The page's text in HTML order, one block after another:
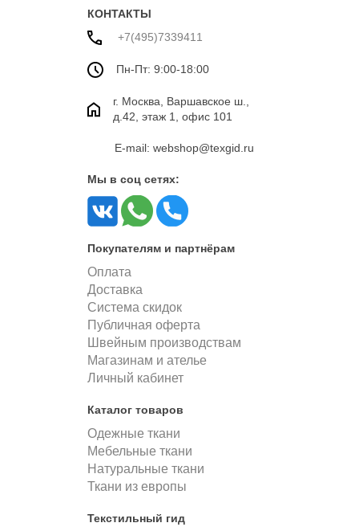
КОНТАКТЫ
+7(495)7339411
Пн-Пт: 9:00-18:00
г. Москва, Варшавское ш.,
д.42, этаж 1, офис 101
E-mail: webshop@texgid.ru
Мы в соц сетях:
Покупателям и партнёрам
Оплата
Доставка
Система скидок
Публичная оферта
Швейным производствам
Магазинам и ателье
Личный кабинет
Каталог товаров
Одежные ткани
Мебельные ткани
Натуральные ткани
Ткани из европы
Текстильный гид